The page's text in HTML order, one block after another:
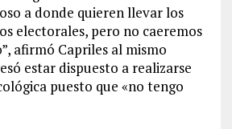
a donde quieren llevar los
electorales, pero no caeremos
afirmó Capriles al mismo
estar dispuesto a realizarse
puesto que «no tengo